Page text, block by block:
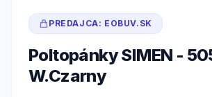
PREDAJCA: EOBUV.SK
Poltopánky SIMEN -
W.Czarny